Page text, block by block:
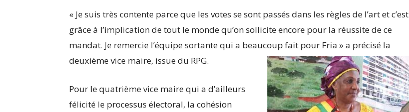
« Je suis très contente parce que les votes se sont passés dans les règles de l’art et c’est
grâce à l’implication de tout le monde qu’on sollicite encore pour la réussite de ce
mandat. Je remercie l’équipe sortante qui a beaucoup fait pour Fria » a précisé la
deuxième vice maire, issue du RPG.
Pour le quatrième vice maire qui a d’ailleurs
félicité le processus électoral, la cohésion